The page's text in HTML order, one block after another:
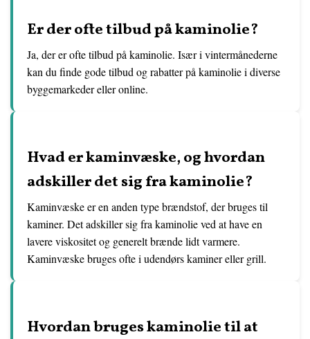
Er der ofte tilbud på kaminolie?
Ja, der er ofte tilbud på kaminolie. Især i vintermånederne
kan du finde gode tilbud og rabatter på kaminolie i diverse
byggemarkeder eller online.
Hvad er kaminvæske, og hvordan
adskiller det sig fra kaminolie?
Kaminvæske er en anden type brændstof, der bruges til
kaminer. Det adskiller sig fra kaminolie ved at have en
lavere viskositet og generelt brænde lidt varmere.
Kaminvæske bruges ofte i udendørs kaminer eller grill.
Hvordan bruges kaminolie til at